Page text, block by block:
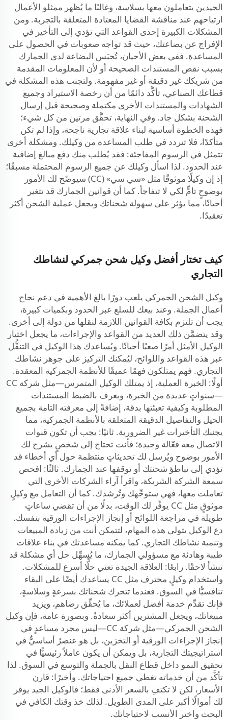
الجيدين يتعاملون معها بسلاسة، وغالبًا ما يُظهر ممثلو الأعمال
ارتياحهم عند مناقشة القضايا المعتادة المتعلقة بالتجربة. ومن
المشكلات الكبيرة إحدى القواعد التي تؤدي إلى التأخير في
الإفراج عن بضاعتك، حيث قد تواجه صعوبات في الحصول على
المساعدة. ففي بعض الأحيان، تُحبَس البضاعة لدى الجمارك
بسبب نقص المستندات الصحيحة أو لأن المعلومات المقدمة
من شريكك غير دقيقة أو غير مفهومة. ولتجنب هذه المشكلة في
قطاعك الصناعي، تأكَّد دائمًا من أن رخصة الاستيراد وجميع
الشهادات والمستندات الأخرى مكتملة وصحيحة قبل إرسال
الشحنة بشكل جاد. وفي النهاية، تحقَّق مرتين من كل شيء؛
فهذه الخطوة أساسية لبناء علاقة تجارية ناجحة، وإذا لم تكن
متأكدًا، فلا تتردد في طلب المساعدة من وكيلك. ومشكلة أخرى
تتمثل في الرسوم المفاجئة: فقد يُطلب منك دفع مبالغ إضافية
عند الحدود. لذا اسأل وكيلك عن جميع الرسوم المحتملة مسبقًا؛
إذ إن وكيلًا موثوقًا مثل «سي سي» (CC) سيوضّح لك الأمور
بوضوحٍ تامٍّ لكي لا تتفاجأ. كما أن قوانين الجمارك قد تتغير
أحيانًا، مما يؤثر على سهولة شحناتك ويجعل عملية الشحن أكثر
تعقيدًا.
كيف تختار أفضل وكيل شحن جمركي لنشاطك
التجاري
وكيل الشحن الجمركي يلعب دورًا بالغ الأهمية في دعم نجاح
أعمال الجملة. وعند بيعك للسلع عبر الحدود وبكميات كبيرة،
يجب أن تلتزم بكافة القوانين اللازمة لنقلها من دولة إلى أخرى.
وقد يتضمَّن ذلك العديد من القواعد والإجراءات، ما يجعل اختيار
الوكيل الأمثل أمرًا صعبًا أحيانًا. ويُساعدك هذا الوكيل في التنقُّل
عبر هذه القواعد واللوائح، ليُمكنك التركيز على جوهر نشاطك
التجاري. فهم يمتلكون فهمًا عميقًا للأنظمة الجمركية المعقدة.
أولًا: الخبرة العملية، إذ يمتلك الوكيل المتمرس—مثل شركة CC
—سنواتٍ عديدة من الخبرة، ويعرف بالضبط المستندات
المطلوبة وكيفية تعبئتها بدقة، إضافةً إلى معرفته التامة بجميع
الحيل والتفاصيل الدقيقة المتعلقة بالأنظمة الجمركية، مما
يجنبك التأخيرات غير الضرورية. ثانيًا: يجب أن تكون قنوات
الاتصال معه فعّالة وجيدة؛ فأنت تحتاج إلى شخصٍ يشرح لك
الأمور بوضوح ويُرسل لك تحديثاتٍ منتظمة حول أي أخطاء قد
تؤدي إلى تباطؤ شحنتك أو توقفها عند الجمارك. ثالثًا: افحص
سمعة الشركة الشريكة، واقرأ آراء الشركات الأخرى التي
تعاملت معها، فهي ستوجِّهك وتُرشدك. كما أن التعامل مع وكيلٍ
موثوقٍ مثل CC يوفِّر لك الوقت، بدلًا من أن تقضي ساعاتٍ
طويلة في مراجعة اللوائح أو إنجاز الإجراءات الورقية بنفسك.
دع الوكيل يتولى هذه المهام، لتتمكن أنت من زيادة المبيعات
وتنمية نشاطك التجاري. كما يمكنه مساعدتك في بناء علاقات
طيبة وهادئة مع مسؤولي الجمارك، ما يُسهِّل حل أي مشكلة قد
تنشأ لاحقًا. رابعًا: العلاقة الجيدة تعني حلًّا أسرع للمشكلات.
واستخدام وكيلٍ محترف مثل CC يساعدك أيضًا على البقاء
تنافسيًّا في السوق. فعندما تتحرك شحناتك بسرعةٍ وسلاسةٍ،
فإنك تقدِّم خدمة أفضل لعملائك، ما يُحقِّق رضاهم، ويزيد
مبيعاتك، ويجعل المشترين أكثر سعادةً. وبصورة عامة، فإن وكيل
الشحن الجمركي—مثل شركة CC—ليس مجرد مساعدٍ في
إنجاز الإجراءات الورقية أو التخزين، بل هو عنصرٌ أساسيٌّ في
استراتيجيتك التجارية، بل ويمكن أن يكون عاملاً رئيسيًّا في
تحقيق النمو داخل قطاع النقل بالجملة والتوسع في السوق. لذا
تأكَّد من أن خدماته تغطي جميع احتياجاتك. وأخيرًا: قارن
الأسعار، لكن لا تكتفِ بالسعر الأدنى فقط؛ فالوكيل الجيد يوفر
لك أموالًا أكبر على المدى الطويل. لذلك خذ وقتك الكافي في
البحث واختر الأنسب لاحتياجاتك.